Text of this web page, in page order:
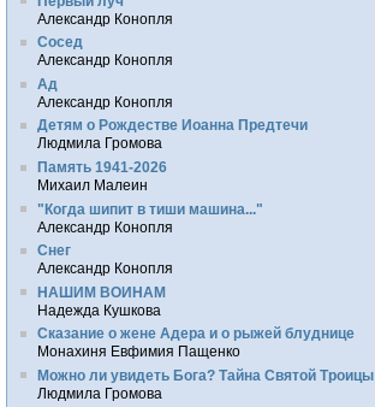
Александр Конопля
Сосед
Александр Конопля
Ад
Александр Конопля
Детям о Рождестве Иоанна Предтечи
Людмила Громова
Память 1941-2026
Михаил Малеин
"Когда шипит в тиши машина..."
Александр Конопля
Снег
Александр Конопля
НАШИМ ВОИНАМ
Надежда Кушкова
Сказание о жене Адера и о рыжей блуднице
Монахиня Евфимия Пащенко
Можно ли увидеть Бога? Тайна Святой Троицы
Людмила Громова